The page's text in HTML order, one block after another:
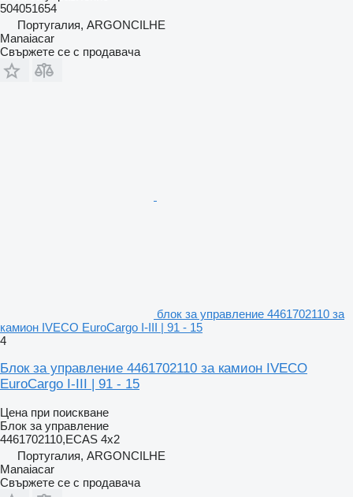
504051654
Португалия, ARGONCILHE
Manaiacar
Свържете се с продавача
блок за управление 4461702110 за
камион IVECO EuroCargo I-III | 91 - 15
4
Блок за управление 4461702110 за камион IVECO
EuroCargo I-III | 91 - 15
Цена при поискване
Блок за управление
4461702110,ECAS 4x2
Португалия, ARGONCILHE
Manaiacar
Свържете се с продавача